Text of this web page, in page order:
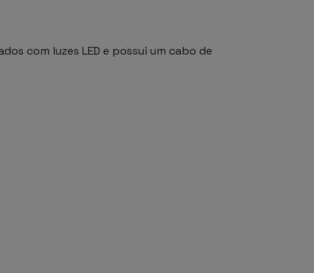
com luzes LED e possui um cabo de